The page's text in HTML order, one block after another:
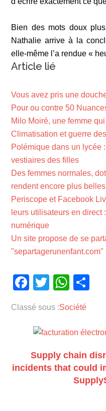
Bien des mots doux
Nathalie arrive à la
elle-même l’a rendue «
Article lié
Vous avez pris une
Pour ou contre 50
Milo Moiré, une femme
Climatisation et guerre
Polémique dans un lycée
vestiaires des filles
Des femmes normales,
rendent encore plus belles
Periscope et Facebook
leurs utilisateurs en
numérique
Un site propose de se
"separtagerunenfant.com"
Facebook
Twitter
Classé sous :Société
Supply chain
incidents that could